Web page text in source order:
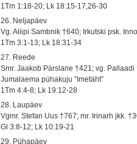
1Tm 1:18-20; Lk 18:15-17,26-30
26. Neljapäev
Vg. Aliipi Sambnik †640; Irkutski psk.
1Tm 3:1-13; Lk 18:31-34
27. Reede
Smr. Jaakob Pärslane †421; vg. Pallaadi
Jumalaema pühakuju ”Imetäht”
1Tm 4:4-8; Lk 19:12-28
28. Laupäev
Vgmr. Stefan Uus †767; mr. Irinarh jkk.
Gl 3:8-12; Lk 10:19-21
29. Pühapäev